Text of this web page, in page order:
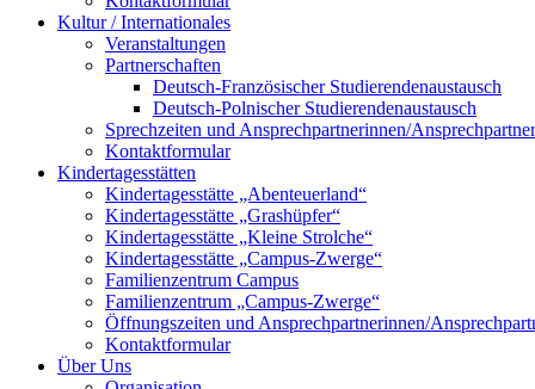
Kultur / Internationales
Veranstaltungen
Partnerschaften
Deutsch-Französischer Studierendenaustausch
Deutsch-Polnischer Studierendenaustausch
Sprechzeiten und Ansprechpartnerinnen/Ansprechpartner
Kontaktformular
Kindertagesstätten
Kindertagesstätte „Abenteuerland“
Kindertagesstätte „Grashüpfer“
Kindertagesstätte „Kleine Strolche“
Kindertagesstätte „Campus-Zwerge“
Familienzentrum Campus
Familienzentrum „Campus-Zwerge“
Öffnungszeiten und Ansprechpartnerinnen/
Kontaktformular
Über Uns